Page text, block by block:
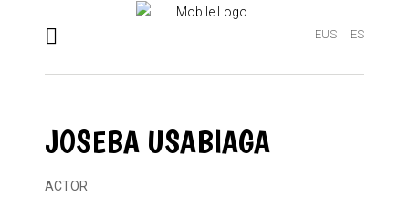
EUS ES
JOSEBA USABIAGA
ACTOR